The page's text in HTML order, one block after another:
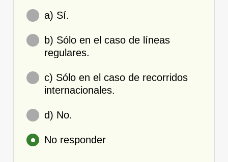
a) Sí.
b) Sólo en el caso de líneas
regulares.
c) Sólo en el caso de recorridos
internacionales.
d) No.
No responder